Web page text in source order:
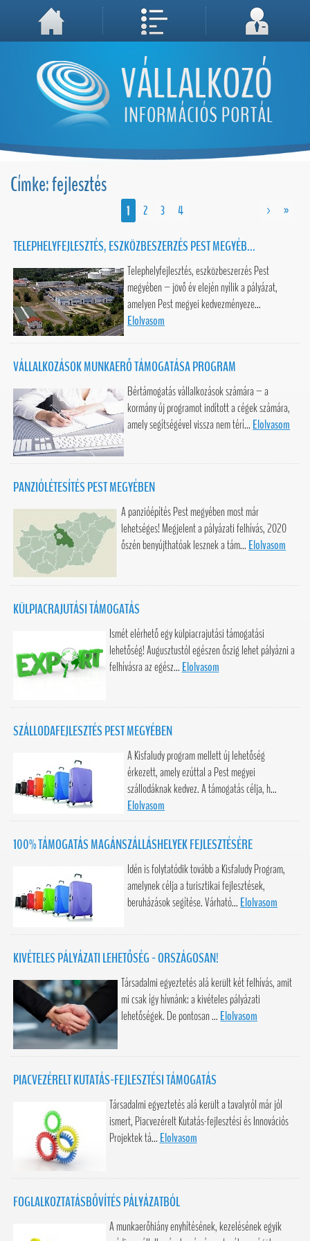
A weboldal használatával Ön elfogadja, hogy Cookie-kat (sütiket) tároljunk számítógépén. A sütik a weboldal megfelelő működéséhez
Megértettem, folytatás...
Címke: fejlesztés
1 2 3 4 > »
TELEPHELYFEJLESZTÉS, ESZKÖZBESZERZÉS PEST MEGYÉB...
Telephelyfejlesztés, eszközbeszerzés Pest
megyében – jövő év elején nyílik a pályázat,
amelyen Pest megyei kedvezményeze...
Elolvasom
VÁLLALKOZÁSOK MUNKAERŐ TÁMOGATÁSA PROGRAM
Bértámogatás vállalkozások számára – a
kormány új programot indított a cégek számára,
amely segítségével vissza nem térí... Elolvasom
PANZIÓLÉTESÍTÉS PEST MEGYÉBEN
A panzióépítés Pest megyében most már
lehetséges! Megjelent a pályázati felhívás, 2020
őszén benyújthatóak lesznek a tám... Elolvasom
KÜLPIACRAJUTÁSI TÁMOGATÁS
Ismét elérhető egy külpiacrajutási támogatási
lehetőség! Augusztustól egészen őszig lehet pályázni a
felhívásra az egész... Elolvasom
SZÁLLODAFEJLESZTÉS PEST MEGYÉBEN
A Kisfaludy program mellett új lehetőség
érkezett, amely ezúttal a Pest megyei
szállodáknak kedvez. A támogatás célja, h...
Elolvasom
100% TÁMOGATÁS MAGÁNSZÁLLÁSHELYEK FEJLESZTÉSÉRE
Idén is folytatódik tovább a Kisfaludy Program,
amelynek célja a turisztikai fejlesztések,
beruházások segítése. Várható... Elolvasom
KIVÉTELES PÁLYÁZATI LEHETŐSÉG - ORSZÁGOSAN!
Társadalmi egyeztetés alá került két felhívás, amit
mi csak így hívnánk: a kivételes pályázati
lehetőségek. De pontosan ... Elolvasom
PIACVEZÉRELT KUTATÁS-FEJLESZTÉSI TÁMOGATÁS
Társadalmi egyeztetés alá került a tavalyról már jól
ismert, Piacvezérelt Kutatás-fejlesztési és Innovációs
Projektek tá... Elolvasom
FOGLALKOZTATÁSBŐVÍTÉS PÁLYÁZATBÓL
A munkaerőhiány enyhítésének, kezelésének egyik